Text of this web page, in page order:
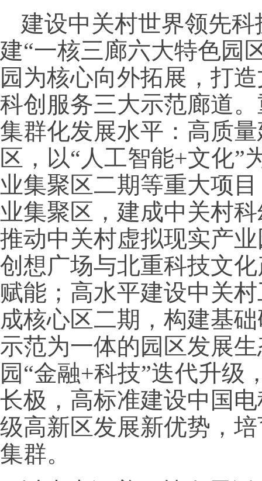
建设中关村世界领先
建“一核三廊六大特色园
园为核心向外拓展，打
科创服务三大示范廊道
集群化发展水平：高质
区，以“人工智能+文化”
业集聚区二期等重大项
业集聚区，建成中关村
推动中关村虚拟现实产
创想广场与北重科技文
赋能；高水平建设中关
成核心区二期，构建基
示范为一体的园区发展
园“金融+科技”迭代升级
长极，高标准建设中国
级高新区发展新优势，
集群。